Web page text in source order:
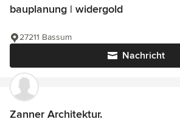
bauplanung | widergold
Nachricht
27211 Bassum
Zanner Architektur.